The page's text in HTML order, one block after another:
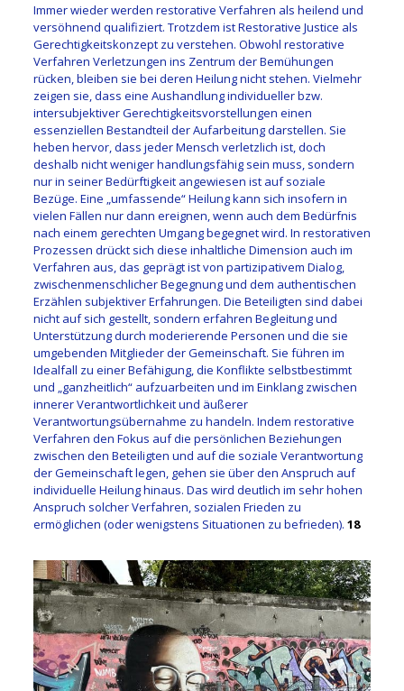
Immer wieder werden restorative Verfahren als heilend und
versöhnend qualifiziert. Trotzdem ist Restorative Justice als
Gerechtigkeitskonzept zu verstehen. Obwohl restorative
Verfahren Verletzungen ins Zentrum der Bemühungen
rücken, bleiben sie bei deren Heilung nicht stehen. Vielmehr
zeigen sie, dass eine Aushandlung individueller bzw.
intersubjektiver Gerechtigkeitsvorstellungen einen
essenziellen Bestandteil der Aufarbeitung darstellen. Sie
heben hervor, dass jeder Mensch verletzlich ist, doch
deshalb nicht weniger handlungsfähig sein muss, sondern
nur in seiner Bedürftigkeit angewiesen ist auf soziale
Bezüge. Eine „umfassende“ Heilung kann sich insofern in
vielen Fällen nur dann ereignen, wenn auch dem Bedürfnis
nach einem gerechten Umgang begegnet wird. In restorativen
Prozessen drückt sich diese inhaltliche Dimension auch im
Verfahren aus, das geprägt ist von partizipativem Dialog,
zwischenmenschlicher Begegnung und dem authentischen
Erzählen subjektiver Erfahrungen. Die Beteiligten sind dabei
nicht auf sich gestellt, sondern erfahren Begleitung und
Unterstützung durch moderierende Personen und die sie
umgebenden Mitglieder der Gemeinschaft. Sie führen im
Idealfall zu einer Befähigung, die Konflikte selbstbestimmt
und „ganzheitlich“ aufzuarbeiten und im Einklang zwischen
innerer Verantwortlichkeit und äußerer
Verantwortungsübernahme zu handeln. Indem restorative
Verfahren den Fokus auf die persönlichen Beziehungen
zwischen den Beteiligten und auf die soziale Verantwortung
der Gemeinschaft legen, gehen sie über den Anspruch auf
individuelle Heilung hinaus. Das wird deutlich im sehr hohen
Anspruch solcher Verfahren, sozialen Frieden zu
ermöglichen (oder wenigstens Situationen zu befrieden). 18